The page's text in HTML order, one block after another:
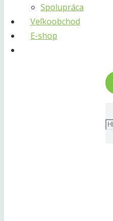
Spolupráca
Veľkoobchod
E-shop